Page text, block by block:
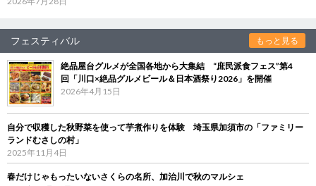
フェスティバル もっと見る
絶品屋台グルメが全国各地から大集結 “庶民派食フェス”第4
回「川口×絶品グルメビール＆日本酒祭り2026」を開催
2026年4月15日
自分で収穫した秋野菜を使って芋煮作りを体験 埼玉県加須市の「ファミリー
ランドむさしの村」
2025年11月4日
春だけじゃもったいないさくらの名所、加治川で秋のマルシェ